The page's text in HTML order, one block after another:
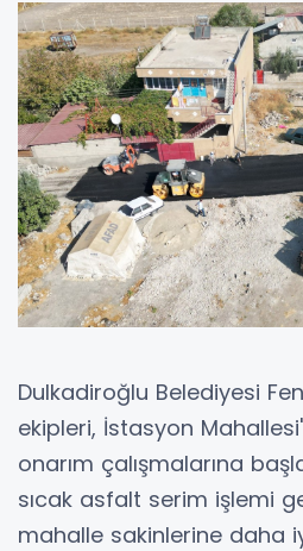
Dulkadiroğlu Belediyesi
ekipleri, İstasyon
onarım çalışmalarına
sıcak asfalt serim işlemi
mahalle sakinlerine daha